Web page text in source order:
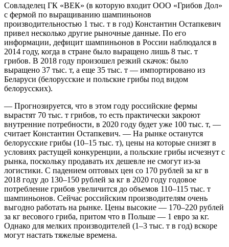
Совладелец ГК «ВЕК» (в которую входит ООО «Грибов Дол»
с фермой по выращиванию шампиньонов
производительностью 1 тыс. т в год) Константин Остапкевич
привел несколько другие рыночные данные. По его
информации, дефицит шампиньонов в России наблюдался в
2014 году, когда в стране было выращено лишь 8 тыс. т
грибов. В 2018 году произошел резкий скачок: было
выращено 37 тыс. т, а еще 35 тыс. т — импортировано из
Беларуси (белорусские и польские грибы под видом
белорусских).
— Прогнозируется, что в этом году российские фермы
вырастят 70 тыс. т грибов, то есть практически закроют
внутренние потребности, в 2020 году будет уже 100 тыс. т, —
считает Константин Остапкевич. — На рынке останутся
белорусские грибы (10–15 тыс. т), цены на которые снизят в
условиях растущей конкуренции, а польские грибы исчезнут с
рынка, поскольку продавать их дешевле не смогут из-за
логистики. С падением оптовых цен со 170 рублей за кг в
2018 году до 130–150 рублей за кг в 2020 году годовое
потребление грибов увеличится до объемов 110–115 тыс. т
шампиньонов. Сейчас российским производителям очень
выгодно работать на рынке. Цены высокие — 170–220 рублей
за кг весового гриба, притом что в Польше — 1 евро за кг.
Однако для мелких производителей (1–3 тыс. т в год) вскоре
могут настать тяжелые времена.